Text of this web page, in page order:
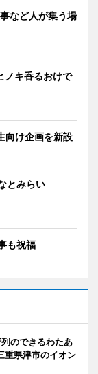
など人が集う場
キ香るおけで
け企画を新設
とみらい
も祝福
のできるわたあ
重県津市のイオン